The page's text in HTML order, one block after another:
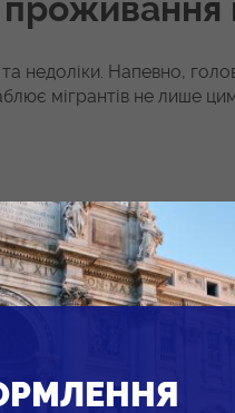
недоліки. Напевно,
мігрантів не лише
платежів, які працюють
в Європі;
документів для
бізнесу;
польською
що ринок
додаткові